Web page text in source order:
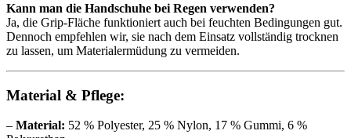
Kann man die Handschuhe bei Regen verwenden?
Ja, die Grip-Fläche funktioniert auch bei feuchten Bedingungen gut.
Dennoch empfehlen wir, sie nach dem Einsatz vollständig trocknen
zu lassen, um Materialermüdung zu vermeiden.
Material & Pflege:
– Material: 52 % Polyester, 25 % Nylon, 17 % Gummi, 6 %